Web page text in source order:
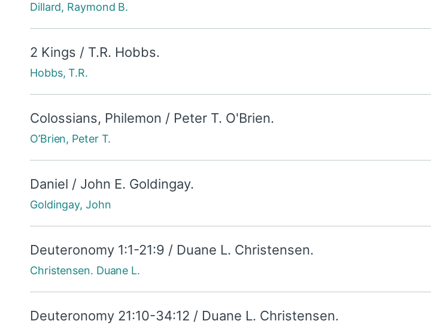
Dillard, Raymond B.
2 Kings / T.R. Hobbs.
Hobbs, T.R.
Colossians, Philemon / Peter T. O'Brien.
O’Brien, Peter T.
Daniel / John E. Goldingay.
Goldingay, John
Deuteronomy 1:1-21:9 / Duane L. Christensen.
Christensen. Duane L.
Deuteronomy 21:10-34:12 / Duane L. Christensen.